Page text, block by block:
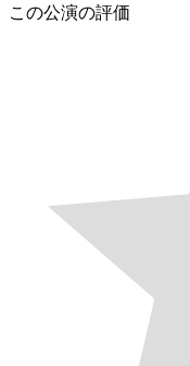
この公演の評価